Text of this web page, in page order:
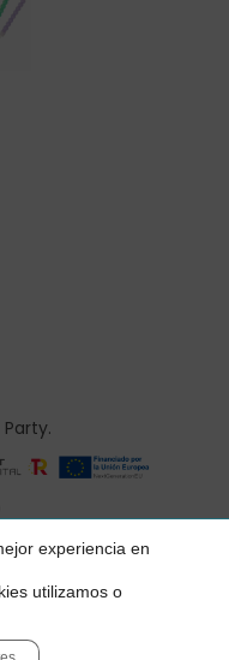
0,00
experiencia en
utilizamos o